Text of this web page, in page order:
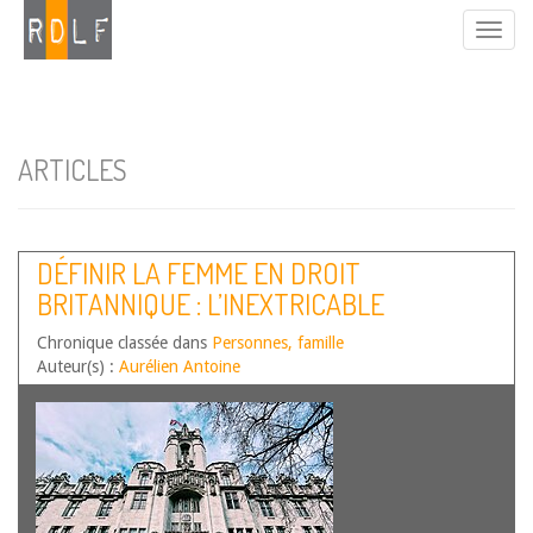
ARTICLES
DÉFINIR LA FEMME EN DROIT
BRITANNIQUE : L’INEXTRICABLE
CONTENTIEUX « FOR WOMEN
SCOTLAND »
Chronique classée dans Personnes, famille
Auteur(s) : Aurélien Antoine